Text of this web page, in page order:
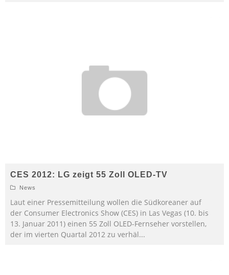
CES 2012: LG zeigt 55 Zoll OLED-TV
News
Laut einer Pressemitteilung wollen die Südkoreaner auf
der Consumer Electronics Show (CES) in Las Vegas (10. bis
13. Januar 2011) einen 55 Zoll OLED-Fernseher vorstellen,
der im vierten Quartal 2012 zu verhäl...